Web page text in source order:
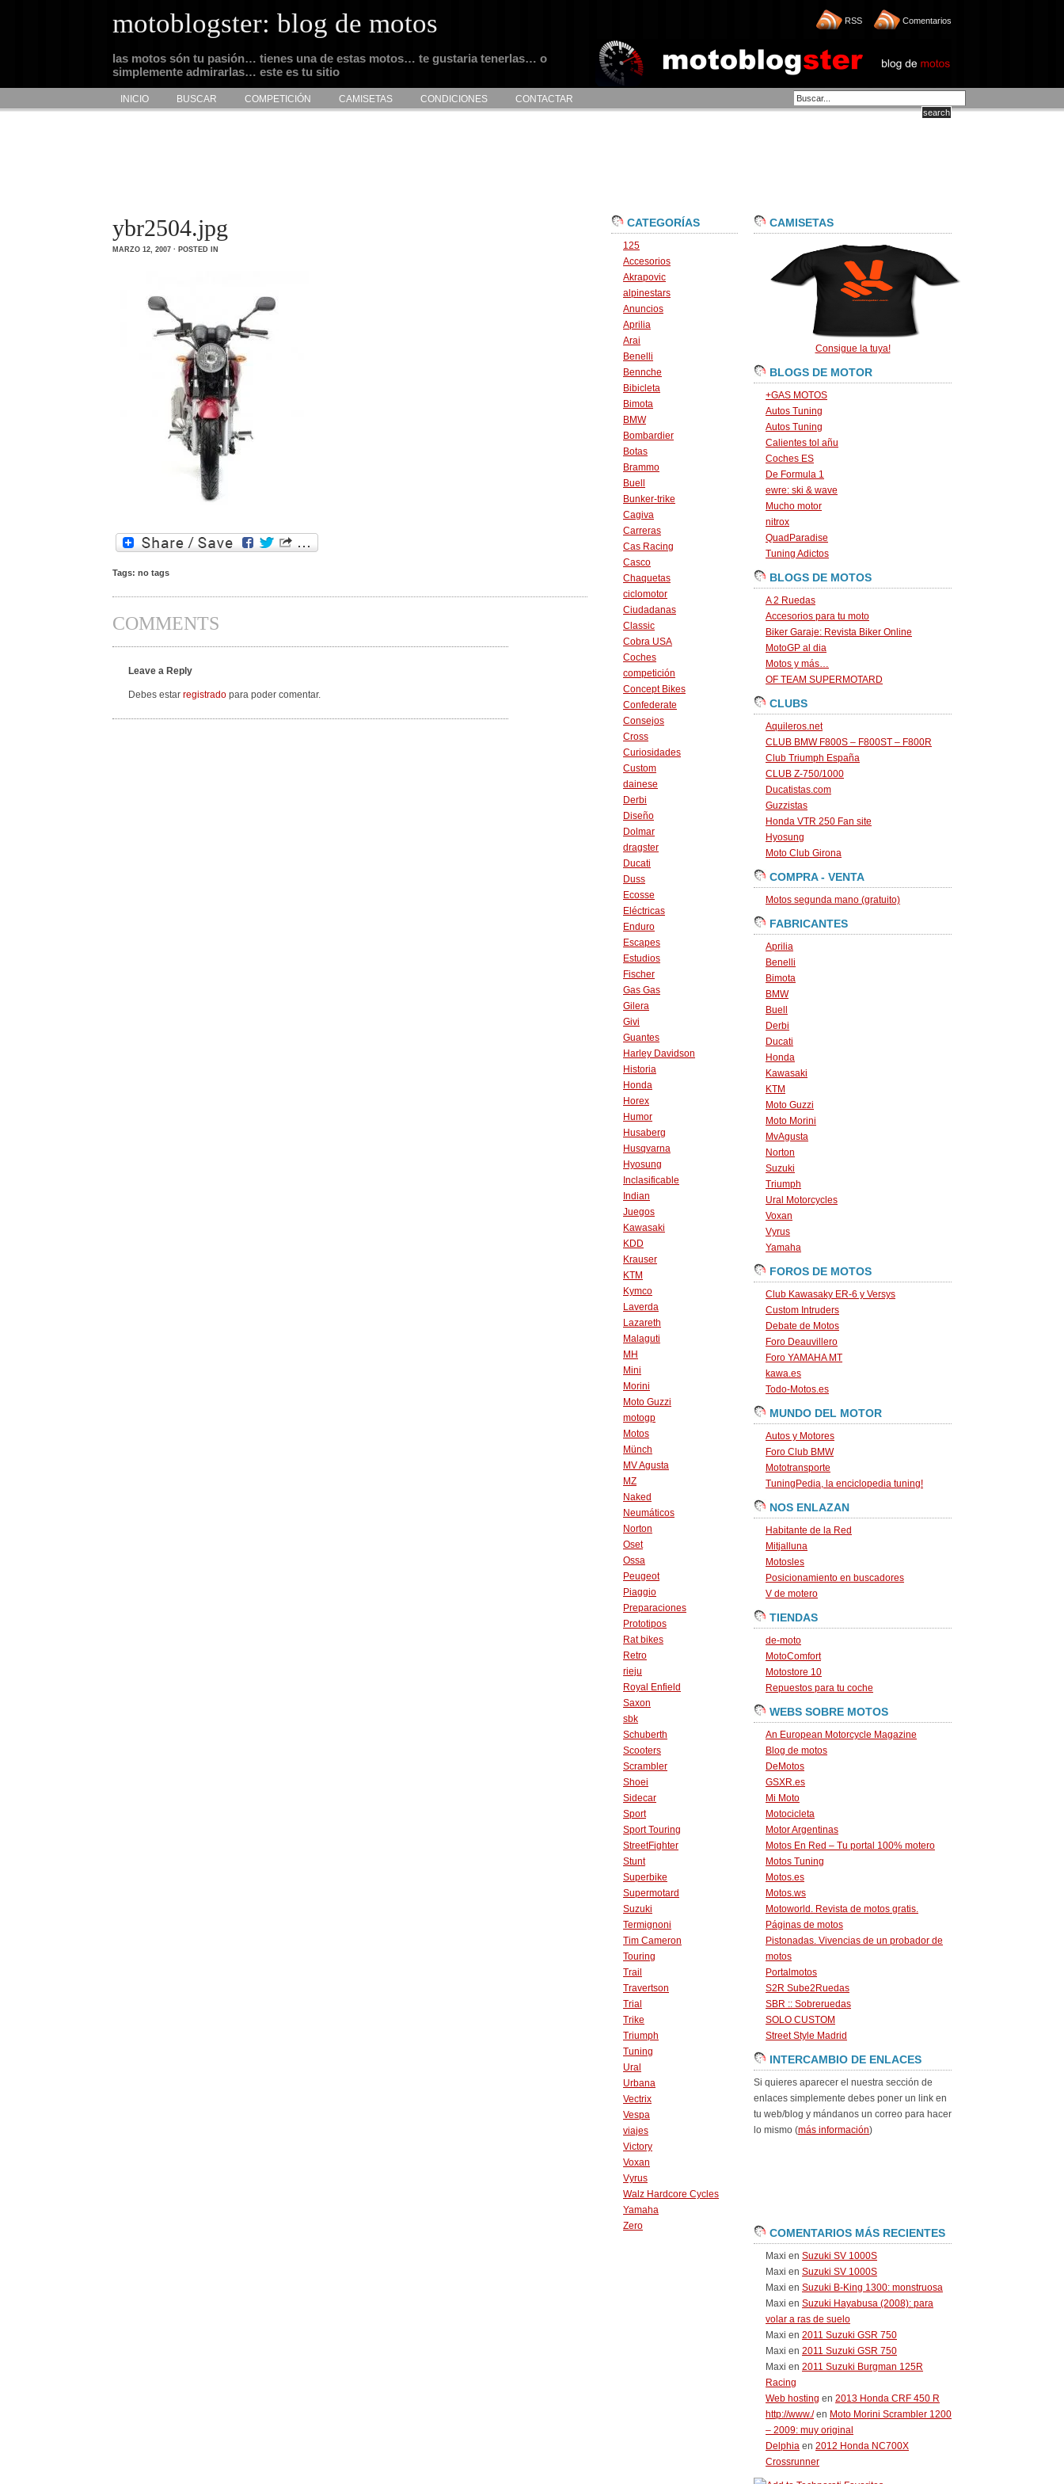
motoblogster: blog de motos
las motos són tu pasión… tienes una de estas motos… te gustaria tenerlas… o
simplemente admirarlas… este es tu sitio
RSS Comentarios
INICIO BUSCAR COMPETICIÓN CAMISETAS CONDICIONES CONTACTAR
ybr2504.jpg
MARZO 12, 2007 · POSTED IN
Tags: no tags
COMMENTS
Leave a Reply
Debes estar registrado para poder comentar.
CATEGORÍAS
125
Accesorios
Akrapovic
alpinestars
Anuncios
Aprilia
Arai
Benelli
Bennche
Bibicleta
Bimota
BMW
Bombardier
Botas
Brammo
Buell
Bunker-trike
Cagiva
Carreras
Cas Racing
Casco
Chaquetas
ciclomotor
Ciudadanas
Classic
Cobra USA
Coches
competición
Concept Bikes
Confederate
Consejos
Cross
Curiosidades
Custom
dainese
Derbi
Diseño
Dolmar
dragster
Ducati
Duss
Ecosse
Eléctricas
Enduro
Escapes
Estudios
Fischer
Gas Gas
Gilera
Givi
Guantes
Harley Davidson
Historia
Honda
Horex
Humor
Husaberg
Husqvarna
Hyosung
Inclasificable
Indian
Juegos
Kawasaki
KDD
Krauser
KTM
Kymco
Laverda
Lazareth
Malaguti
MH
Mini
Morini
Moto Guzzi
motogp
Motos
Münch
MV Agusta
MZ
Naked
Neumáticos
Norton
Oset
Ossa
Peugeot
Piaggio
Preparaciones
Prototipos
Rat bikes
Retro
rieju
Royal Enfield
Saxon
sbk
Schuberth
Scooters
Scrambler
Shoei
Sidecar
Sport
Sport Touring
StreetFighter
Stunt
Superbike
Supermotard
Suzuki
Termignoni
Tim Cameron
Touring
Trail
Travertson
Trial
Trike
Triumph
Tuning
Ural
Urbana
Vectrix
Vespa
viajes
Victory
Voxan
Vyrus
Walz Hardcore Cycles
Yamaha
Zero
CAMISETAS
Consigue la tuya!
BLOGS DE MOTOR
+GAS MOTOS
Autos Tuning
Autos Tuning
Calientes tol añu
Coches ES
De Formula 1
ewre: ski & wave
Mucho motor
nitrox
QuadParadise
Tuning Adictos
BLOGS DE MOTOS
A 2 Ruedas
Accesorios para tu moto
Biker Garaje: Revista Biker Online
MotoGP al dia
Motos y más…
OF TEAM SUPERMOTARD
CLUBS
Aquileros.net
CLUB BMW F800S – F800ST – F800R
Club Triumph España
CLUB Z-750/1000
Ducatistas.com
Guzzistas
Honda VTR 250 Fan site
Hyosung
Moto Club Girona
COMPRA - VENTA
Motos segunda mano (gratuito)
FABRICANTES
Aprilia
Benelli
Bimota
BMW
Buell
Derbi
Ducati
Honda
Kawasaki
KTM
Moto Guzzi
Moto Morini
MvAgusta
Norton
Suzuki
Triumph
Ural Motorcycles
Voxan
Vyrus
Yamaha
FOROS DE MOTOS
Club Kawasaky ER-6 y Versys
Custom Intruders
Debate de Motos
Foro Deauvillero
Foro YAMAHA MT
kawa.es
Todo-Motos.es
MUNDO DEL MOTOR
Autos y Motores
Foro Club BMW
Mototransporte
TuningPedia, la enciclopedia tuning!
NOS ENLAZAN
Habitante de la Red
Mitjalluna
Motosles
Posicionamiento en buscadores
V de motero
TIENDAS
de-moto
MotoComfort
Motostore 10
Repuestos para tu coche
WEBS SOBRE MOTOS
An European Motorcycle Magazine
Blog de motos
DeMotos
GSXR.es
Mi Moto
Motocicleta
Motor Argentinas
Motos En Red – Tu portal 100% motero
Motos Tuning
Motos.es
Motos.ws
Motoworld. Revista de motos gratis.
Páginas de motos
Pistonadas. Vivencias de un probador de
motos
Portalmotos
S2R Sube2Ruedas
SBR :: Sobreruedas
SOLO CUSTOM
Street Style Madrid
INTERCAMBIO DE ENLACES
Si quieres aparecer el nuestra sección de
enlaces simplemente debes poner un link en
tu web/blog y mándanos un correo para hacer
lo mismo (más información)
COMENTARIOS MÁS RECIENTES
Maxi en Suzuki SV 1000S
Maxi en Suzuki SV 1000S
Maxi en Suzuki B-King 1300: monstruosa
Maxi en Suzuki Hayabusa (2008): para
volar a ras de suelo
Maxi en 2011 Suzuki GSR 750
Maxi en 2011 Suzuki GSR 750
Maxi en 2011 Suzuki Burgman 125R
Racing
Web hosting en 2013 Honda CRF 450 R
http://www./en Moto Morini Scrambler 1200
– 2009: muy original
Delphia en 2012 Honda NC700X
Crossrunner